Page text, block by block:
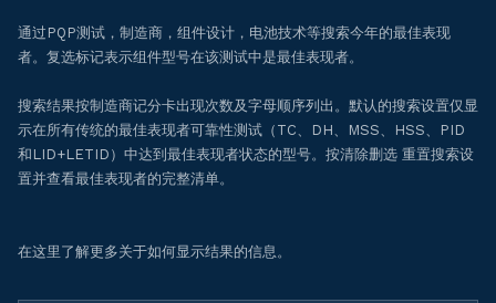
通过PQP测试，制造商，组件设计，电池技术等搜索今年的最佳表现
者。复选标记表示组件型号在该测试中是最佳表现者。
搜索结果按制造商记分卡出现次数及字母顺序列出。默认的搜索设置仅显
示在所有传统的最佳表现者可靠性测试（TC、DH、MSS、HSS、PID
和LID+LETID）中达到最佳表现者状态的型号。按清除删选 重置搜索设
置并查看最佳表现者的完整清单。
在这里了解更多关于如何显示结果的信息。